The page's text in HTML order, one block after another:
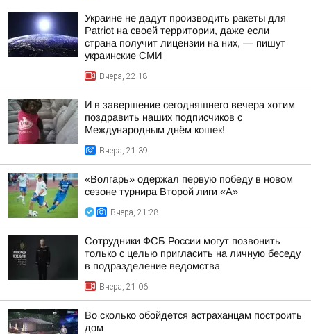
Украине не дадут производить ракеты для
Patriot на своей территории, даже если
страна получит лицензии на них, — пишут
украинские СМИ
Вчера, 22:18
И в завершение сегодняшнего вечера хотим
поздравить наших подписчиков с
Международным днём кошек!
Вчера, 21:39
«Волгарь» одержал первую победу в новом
сезоне турнира Второй лиги «А»
Вчера, 21:28
Сотрудники ФСБ России могут позвонить
только с целью пригласить на личную беседу
в подразделение ведомства
Вчера, 21:06
Во сколько обойдется астраханцам построить
дом